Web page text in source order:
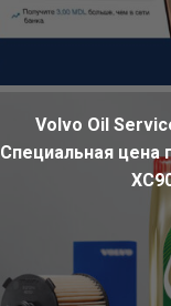
Volvo Oil
Специальная цена